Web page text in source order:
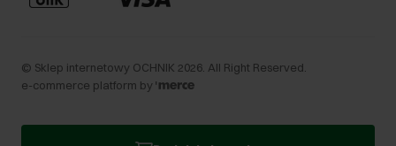
© Sklep internetowy OCHNIK 2026 . All Right Reserved.
e-commerce platform by